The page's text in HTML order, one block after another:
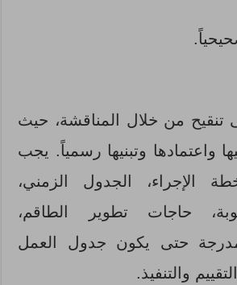
تنقيح من خلال المناقشة، حيث
واعتمادها وتبنيها رسمياً. يجب
الإجراء، الجدول الزمني،
حاجات تطوير الطاقم،
حتى يكون جدول العمل
والتنفيذ.